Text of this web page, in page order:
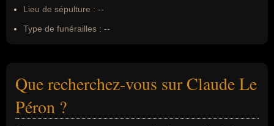
Lieu de sépulture : --
Type de funérailles : --
Que recherchez-vous sur Claude Le
Péron ?